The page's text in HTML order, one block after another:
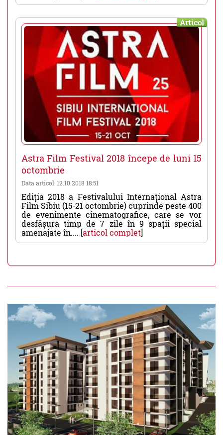
Articol
Astra Film Festival 2018 începe de luni 15
octombrie
Data articol: 12.10.2018 18:51
Ediția 2018 a Festivalului Internațional Astra
Film Sibiu (15-21 octombrie) cuprinde peste 400
de evenimente cinematografice, care se vor
desfășura timp de 7 zile în 9 spații special
amenajate în.... [articol complet]